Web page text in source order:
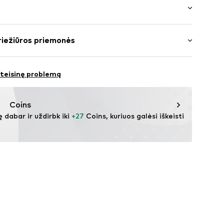
atspalvių siūlės
ilgio
Įprastas prigludimas
priemonės
– PES, 16% Viskozė, 5% Elastanas
problemą
Coins
dabar ir uždirbk iki +27 Coins, kuriuos galėsi iškeisti